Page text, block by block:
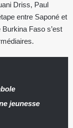
Driss, Paul
entre Saponé et
Faso s’est
jeunesse